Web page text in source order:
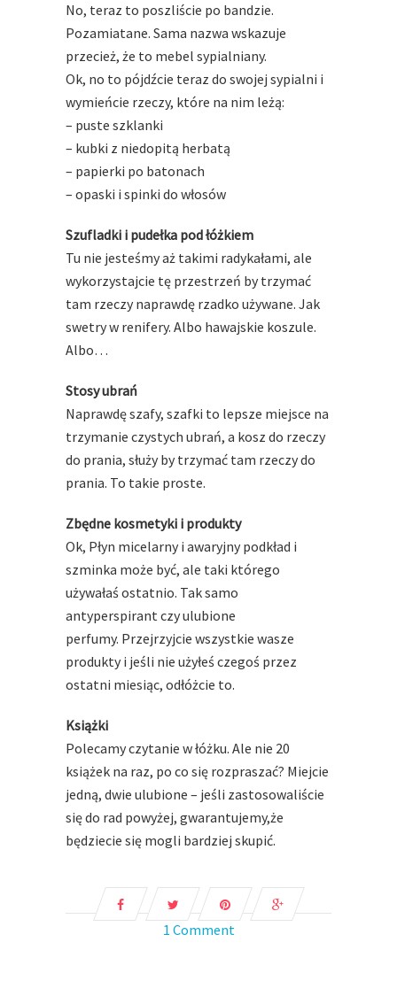
No, teraz to poszliście po bandzie.
Pozamiatane. Sama nazwa wskazuje
przecież, że to mebel sypialniany.
Ok, no to pójdźcie teraz do swojej sypialni i
wymieńcie rzeczy, które na nim leżą:
– puste szklanki
– kubki z niedopitą herbatą
– papierki po batonach
– opaski i spinki do włosów
Szufladki i pudełka pod łóżkiem
Tu nie jesteśmy aż takimi radykałami, ale
wykorzystajcie tę przestrzeń by trzymać
tam rzeczy naprawdę rzadko używane. Jak
swetry w renifery. Albo hawajskie koszule.
Albo…
Stosy ubrań
Naprawdę szafy, szafki to lepsze miejsce na
trzymanie czystych ubrań, a kosz do rzeczy
do prania, służy by trzymać tam rzeczy do
prania. To takie proste.
Zbędne kosmetyki i produkty
Ok, Płyn micelarny i awaryjny podkład i
szminka może być, ale taki którego
używałaś ostatnio. Tak samo
antyperspirant czy ulubione
perfumy. Przejrzyjcie wszystkie wasze
produkty i jeśli nie użyłeś czegoś przez
ostatni miesiąc, odłóżcie to.
Książki
Polecamy czytanie w łóżku. Ale nie 20
książek na raz, po co się rozpraszać? Miejcie
jedną, dwie ulubione – jeśli zastosowaliście
się do rad powyżej, gwarantujemy,że
będziecie się mogli bardziej skupić.
1 Comment